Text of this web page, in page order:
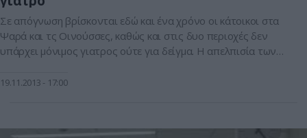
Σε απόγνωση βρίσκονται εδώ και ένα χρόνο οι κάτοικοι στα
Ψαρά και τς Οινούσσες, καθώς και στις δυο περιοχές δεν
υπάρχει μόνιμος γιατρος ούτε για δείγμα. Η απελπισία των
δωρεάν διαμονή και σίτιση σε γιατρούς ώστε να λυθεί το
19.11.2013 17:00